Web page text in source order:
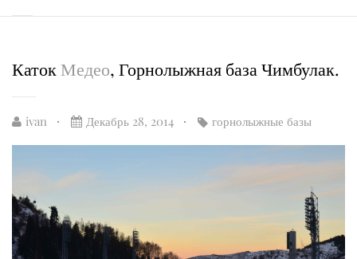
Каток Медео, Горнолыжная база Чимбулак.
ivan Декабрь 28, 2014 горнолыжные базы